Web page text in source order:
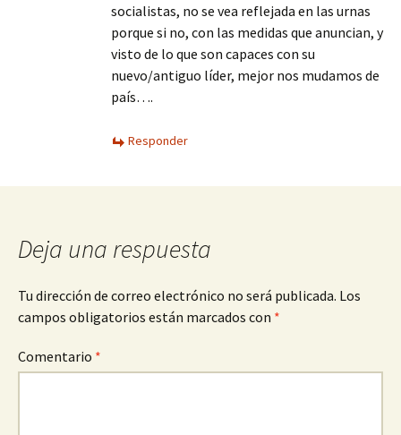
socialistas, no se vea reflejada en las urnas
porque si no, con las medidas que anuncian, y
visto de lo que son capaces con su
nuevo/antiguo líder, mejor nos mudamos de
país….
Responder
Deja una respuesta
Tu dirección de correo electrónico no será publicada. Los
campos obligatorios están marcados con *
Comentario *